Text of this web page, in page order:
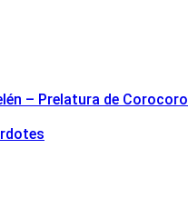
– Prelatura de Corocoro